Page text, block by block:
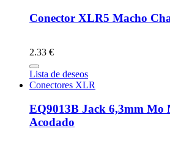
Conector XLR5 Macho
2.33 €
Lista de deseos
Conectores XLR
EQ9013B Jack 6,3mm Mo
Acodado